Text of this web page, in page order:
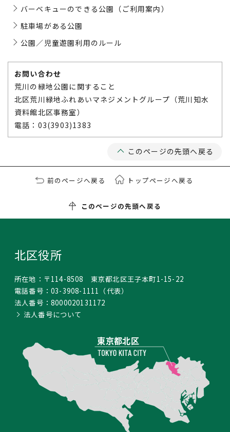
バーベキューのできる公園（ご利用案内）
駐車場がある公園
公園／児童遊園利用のルール
お問い合わせ
荒川の緑地公園に関すること
北区荒川緑地ふれあいマネジメントグループ（荒川知水
資料館北区事務室）
電話：03(3903)1383
このページの先頭へ戻る
前のページへ戻る トップページへ戻る
このページの先頭へ戻る
北区役所
所在地： 〒114-8508 東京都北区王子本町1-15-22
電話番号： 03-3908-1111
（代表）
法人番号： 8000020131172
法人番号について